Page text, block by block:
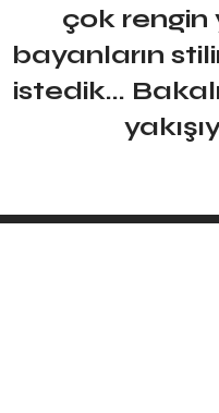
çok rengin
bayanların
istedik...